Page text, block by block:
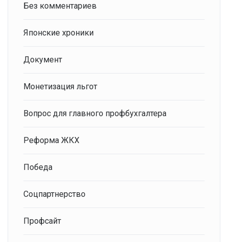
Без комментариев
Японские хроники
Документ
Монетизация льгот
Вопрос для главного профбухгалтера
Реформа ЖКХ
Победа
Соцпартнерство
Профсайт